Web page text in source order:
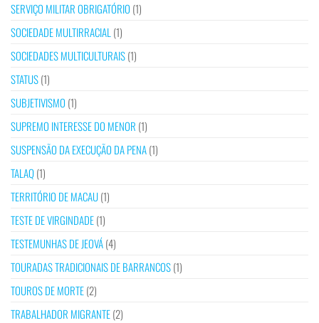
SERVIÇO MILITAR OBRIGATÓRIO (1)
SOCIEDADE MULTIRRACIAL (1)
SOCIEDADES MULTICULTURAIS(1)
STATUS(1)
SUBJETIVISMO (1)
SUPREMO INTERESSE DO MENOR (1)
SUSPENSÃO DA EXECUÇÃO DA PENA(1)
TALAQ(1)
TERRITÓRIO DE MACAU(1)
TESTE DE VIRGINDADE(1)
TESTEMUNHAS DE JEOVÁ(4)
TOURADAS TRADICIONAIS DE BARRANCOS(1)
TOUROS DE MORTE(2)
TRABALHADOR MIGRANTE(2)